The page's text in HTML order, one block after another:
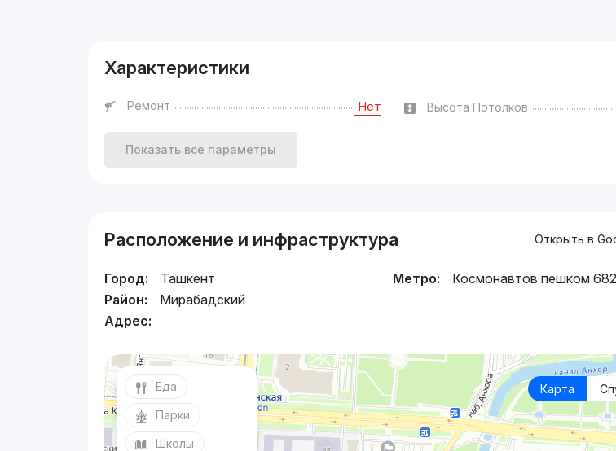
Характеристики
Ремонт Нет Высота Потолков
Показать все параметры
Расположение и инфраструктура Открыть в
Город:
Ташкент
Район:
Мирабадский
Адрес:
Метро: Космонавтов пешком
Карта
Еда
Парки
Школы